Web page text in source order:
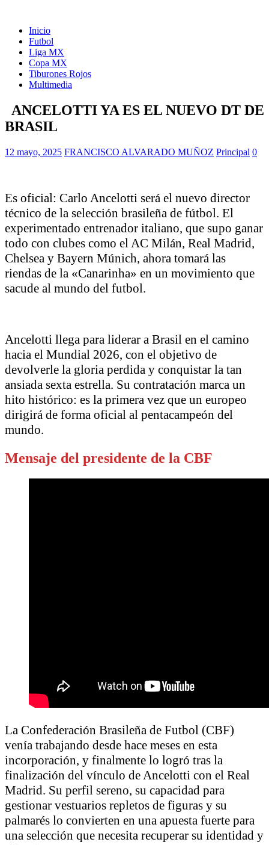
Inicio
Futbol
Liga MX
Copa MX
Tiburones Rojos
Multimedia
ANCELOTTI YA ES EL NUEVO DT DE
BRASIL
12 mayo, 2025 FRANCISCO ALVARADO MUÑOZ Principal 0
Es oficial: Carlo Ancelotti será el nuevo director
técnico de la selección brasileña de fútbol. El
experimentado entrenador italiano, que supo ganar
todo con clubes como el AC Milán, Real Madrid,
Chelsea y Bayern Múnich, ahora tomará las
riendas de la «Canarinha» en un movimiento que
sacude al mundo del futbol.
Ancelotti llega para liderar a Brasil en el camino
hacia el Mundial 2026, con el objetivo de
devolverle la gloria perdida y conquistar la tan
ansiada sexta estrella. Su contratación marca un
hito histórico: es la primera vez que un europeo
dirigirá de forma oficial al pentacampeón del
mundo.
Mensaje del presidente de la CBF
La Confederación Brasileña de Futbol (CBF)
venía trabajando desde hace meses en esta
incorporación, y finalmente lo logró tras la
finalización del vínculo de Ancelotti con el Real
Madrid. Su perfil sereno, su capacidad para
gestionar vestuarios repletos de figuras y su
palmarés lo convierten en una apuesta fuerte para
una selección que necesita recuperar su identidad y